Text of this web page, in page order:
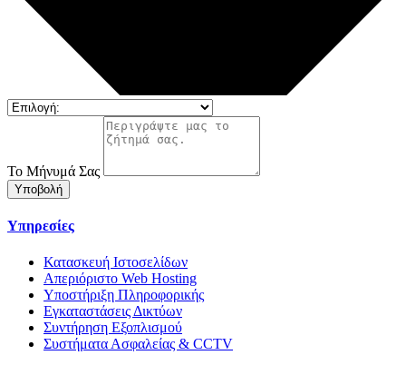
Το Μήνυμά Σας
Υποβολή
Υπηρεσίες
Κατασκευή Ιστοσελίδων
Απεριόριστο Web Hosting
Υποστήριξη Πληροφορικής
Εγκαταστάσεις Δικτύων
Συντήρηση Εξοπλισμού
Συστήματα Ασφαλείας & CCTV